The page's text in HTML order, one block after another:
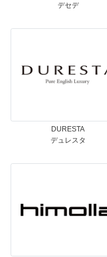
デセデ
DURESTA
デュレスタ